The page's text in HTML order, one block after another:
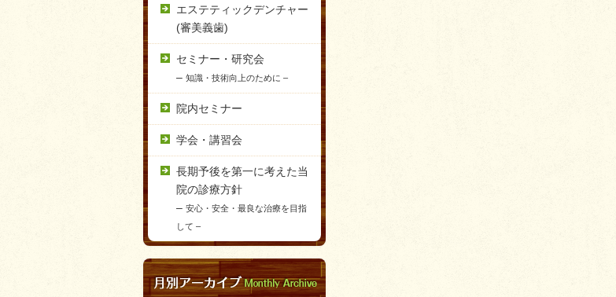
エステティックデンチャー
(審美義歯)
セミナー・研究会
– 知識・技術向上のために –
院内セミナー
学会・講習会
長期予後を第一に考えた当
院の診療方針
– 安心・安全・最良な治療を目指
して –